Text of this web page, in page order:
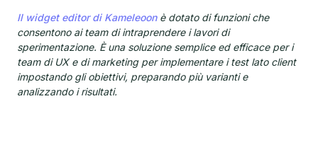
Il widget editor di Kameleoonè dotato di funzioni che
consentono ai team di intraprendere i lavori di
sperimentazione. È una soluzione semplice ed efficace per i
team di UX e di marketing per implementare i test lato client
impostando gli obiettivi, preparando più varianti e
analizzando i risultati.